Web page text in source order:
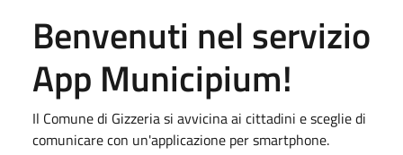
Benvenuti nel servizio
App Municipium!
Il Comune di Gizzeria si avvicina ai cittadini e sceglie di
comunicare con un'applicazione per smartphone.